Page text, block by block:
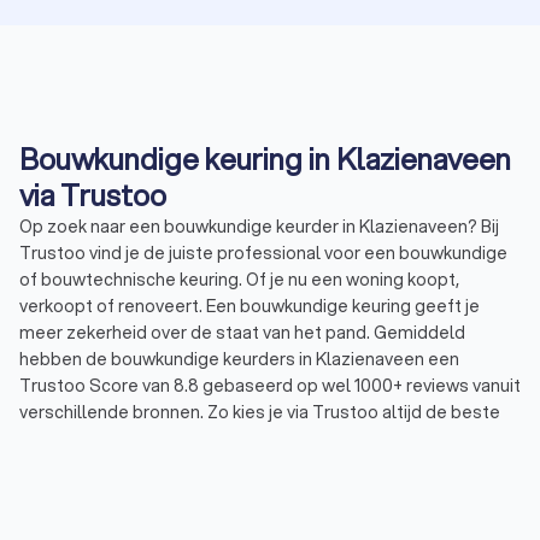
Bouwkundige keuring in Klazienaveen
via Trustoo
Op zoek naar een bouwkundige keurder in Klazienaveen? Bij
Trustoo vind je de juiste professional voor een bouwkundige
of bouwtechnische keuring. Of je nu een woning koopt,
verkoopt of renoveert. Een bouwkundige keuring geeft je
meer zekerheid over de staat van het pand. Gemiddeld
hebben de bouwkundige keurders in Klazienaveen een
Trustoo Score van 8.8 gebaseerd op wel 1000+ reviews vanuit
verschillende bronnen. Zo kies je via Trustoo altijd de beste